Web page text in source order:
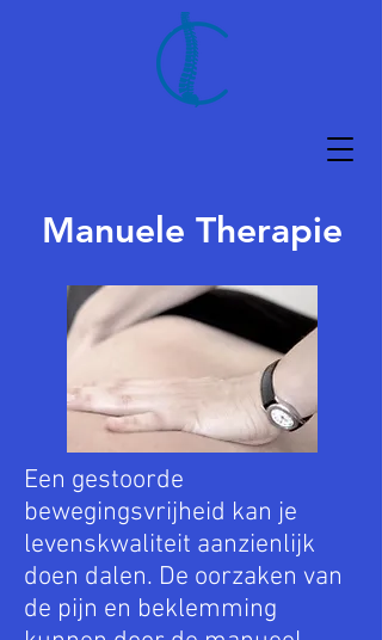
Manuele Therapie
Een gestoorde
bewegingsvrijheid kan je
levenskwaliteit aanzienlijk
doen dalen. De oorzaken van
de pijn en beklemming